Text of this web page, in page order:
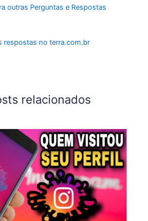
outras Perguntas e Respostas
respostas no terra.com.br
relacionados